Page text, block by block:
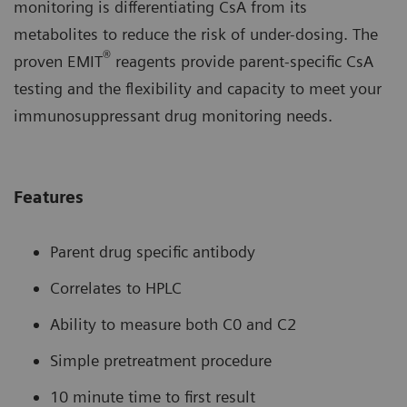
monitoring is differentiating CsA from its
metabolites to reduce the risk of under-dosing. The
proven EMIT® reagents provide parent-specific CsA
testing and the flexibility and capacity to meet your
immunosuppressant drug monitoring needs.
Features
Parent drug specific antibody
Correlates to HPLC
Ability to measure both C0 and C2
Simple pretreatment procedure
10 minute time to first result